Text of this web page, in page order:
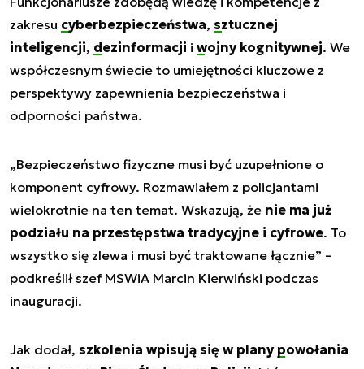
zakresu cyberbezpieczeństwa, sztucznej
inteligencji, dezinformacji i wojny kognitywnej. We
współczesnym świecie to umiejętności kluczowe z
perspektywy zapewnienia bezpieczeństwa i
odporności państwa.
„Bezpieczeństwo fizyczne musi być uzupełnione o
komponent cyfrowy. Rozmawiałem z policjantami
wielokrotnie na ten temat. Wskazują, że nie ma już
podziału na przestępstwa tradycyjne i cyfrowe. To
wszystko się zlewa i musi być traktowane łącznie” –
podkreślił szef MSWiA Marcin Kierwiński podczas
inauguracji.
Jak dodał, szkolenia wpisują się w plany powołania